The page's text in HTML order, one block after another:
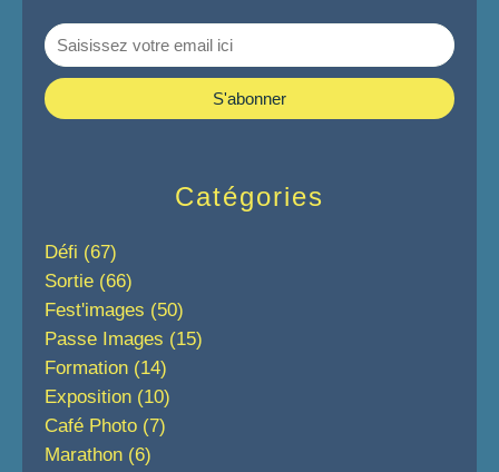
Catégories
Défi (67)
Sortie (66)
Fest'images (50)
Passe Images (15)
Formation (14)
Exposition (10)
Café Photo (7)
Marathon (6)